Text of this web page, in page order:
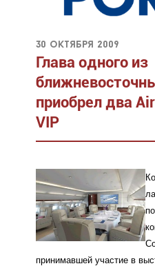
30 октября 2009
Глава одного из
приобрел два
VIP
принимавшей участие в